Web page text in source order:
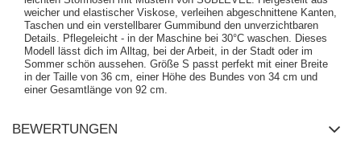
weicher und elastischer Viskose, verleihen abgeschnittene Kanten,
Taschen und ein verstellbarer Gummibund den unverzichtbaren
Details. Pflegeleicht - in der Maschine bei 30°C waschen. Dieses
Modell lässt dich im Alltag, bei der Arbeit, in der Stadt oder im
Sommer schön aussehen. Größe S passt perfekt mit einer Breite
in der Taille von 36 cm, einer Höhe des Bundes von 34 cm und
einer Gesamtlänge von 92 cm.
BEWERTUNGEN